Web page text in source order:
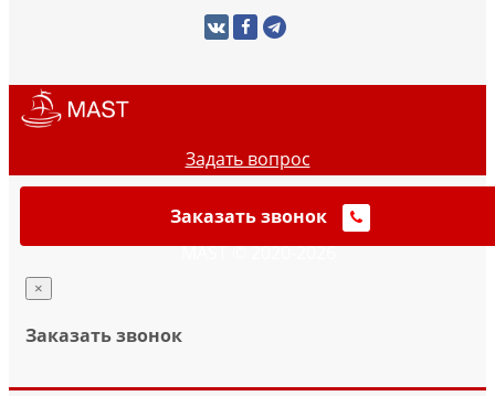
Задать вопрос
Заказать звонок
MAST © 2020-2026
×
Заказать звонок